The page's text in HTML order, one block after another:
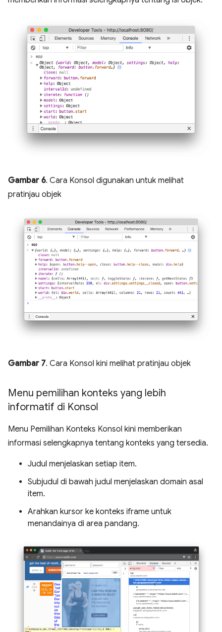
Gambar 6. Cara Konsol digunakan untuk melihat
pratinjau objek
Gambar 7. Cara Konsol kini melihat pratinjau objek
Menu pemilihan konteks yang lebih
informatif di Konsol
Menu Pemilihan Konteks Konsol kini memberikan
informasi selengkapnya tentang konteks yang tersedia.
Judul menjelaskan setiap item.
Subjudul di bawah judul menjelaskan domain asal
item.
Arahkan kursor ke konteks iframe untuk
menandainya di area pandang.